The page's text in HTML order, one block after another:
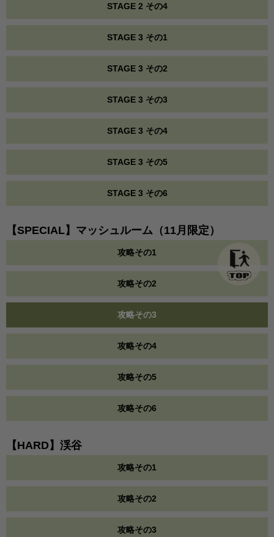
STAGE 2 その4
STAGE 3 その1
STAGE 3 その2
STAGE 3 その3
STAGE 3 その4
STAGE 3 その5
STAGE 3 その6
【SPECIAL】マッシュルーム（11月限定）
攻略その1
攻略その2
攻略その3
攻略その4
攻略その5
攻略その6
【HARD】渓谷
攻略その1
攻略その2
攻略その3